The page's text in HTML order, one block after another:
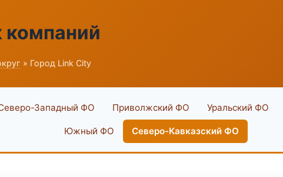
компаний
» Город Link City
Западный ФО Приволжский ФО Уральский ФО
Южный ФО Северо-Кавказский ФО